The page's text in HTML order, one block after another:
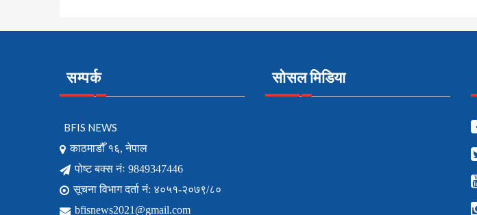
सम्पर्क
BFIS NEWS
काठमाडौँ १६, नेपाल
पोष्ट बक्स नंः 9849347446
सूचना विभाग दर्ता नं: ४०५१-२०७९/८०
bfisnews2021@gmail.com
सोसल मिडिया